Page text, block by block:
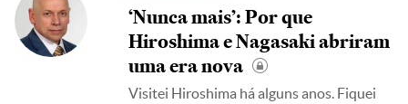
‘Nunca mais’: Por que
Hiroshima e Nagasaki abriram
uma era nova
Visitei Hiroshima há alguns anos. Fiquei